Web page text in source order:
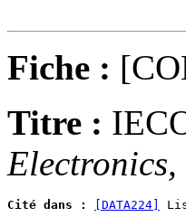
Fiche :
Titre :
Cité dans : [DATA224]